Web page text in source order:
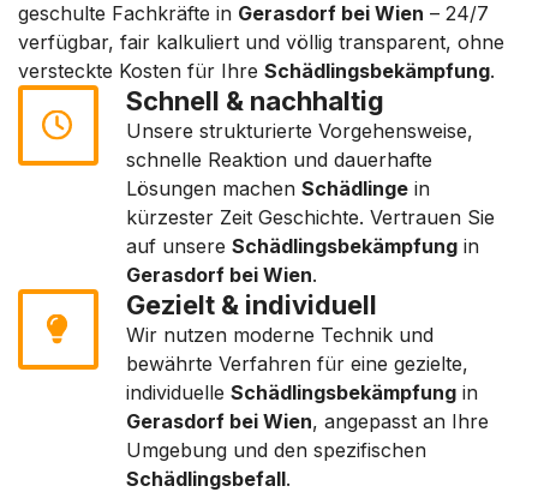
geschulte Fachkräfte in Gerasdorf bei Wien – 24/7
verfügbar, fair kalkuliert und völlig transparent, ohne
versteckte Kosten für Ihre Schädlingsbekämpfung.
Schnell & nachhaltig
Unsere strukturierte Vorgehensweise,
schnelle Reaktion und dauerhafte
Lösungen machen Schädlinge in
kürzester Zeit Geschichte. Vertrauen Sie
auf unsere Schädlingsbekämpfung in
Gerasdorf bei Wien.
Gezielt & individuell
Wir nutzen moderne Technik und
bewährte Verfahren für eine gezielte,
individuelle Schädlingsbekämpfung in
Gerasdorf bei Wien, angepasst an Ihre
Umgebung und den spezifischen
Schädlingsbefall.